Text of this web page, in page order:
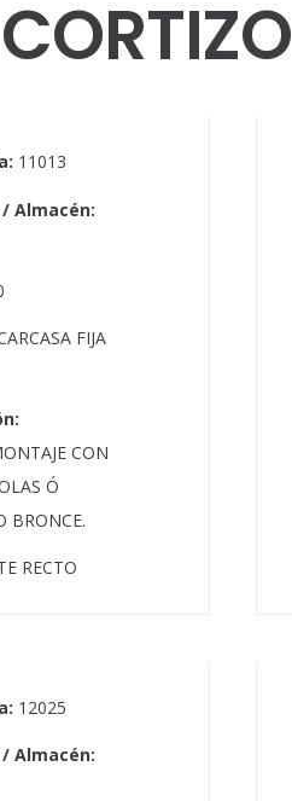
CORTIZO
11013
Almacén:
FIJA
CON
Ó
BRONCE.
RECTO
12025
Almacén: